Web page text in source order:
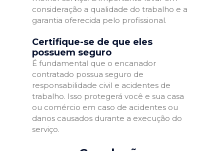
consideração a qualidade do trabalho e a
garantia oferecida pelo profissional.
Certifique-se de que eles
possuem seguro
É fundamental que o encanador
contratado possua seguro de
responsabilidade civil e acidentes de
trabalho. Isso protegerá você e sua casa
ou comércio em caso de acidentes ou
danos causados durante a execução do
serviço.